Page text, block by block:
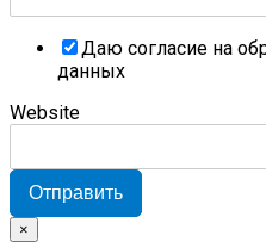
Даю согласие на
данных
Website
Отправить
×